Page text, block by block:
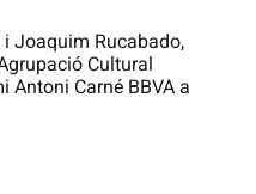
i Joaquim Rucabado,
Cultural
Antoni Carné BBVA a